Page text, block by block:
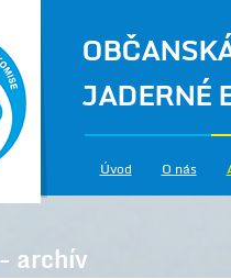
JADERNÉ
Úvod O nás
archív